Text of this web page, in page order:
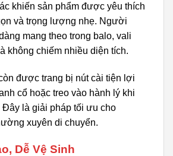
khiến sản phẩm được yêu thích
và trọng lượng nhẹ. Người
mang theo trong balo, vali
không chiếm nhiều diện tích.
được trang bị nút cài tiện lợi
cổ hoặc treo vào hành lý khi
Đây là giải pháp tối ưu cho
xuyên di chuyển.
Dễ Vệ Sinh